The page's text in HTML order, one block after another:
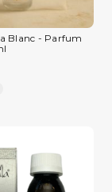
Blanc - Parfum